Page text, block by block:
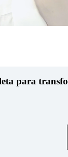
para